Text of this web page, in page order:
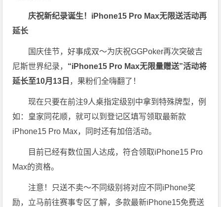
庆祝新纪录诞生！ iPhone15 Pro Max无限送活动再
延长
国庆佳节，好事成双～为庆祝GGPoker再次突破吉
尼斯世界纪录， “iPhone15 Pro Max无限量赠送”活动将
延长至10月13日 ，果粉们全嗨翻了！
现在只要在前注9人桌指定级别中拿到特殊牌型，例
如：皇家同花顺，就可以到登记区填写领取最新款
iPhone15 Pro Max，同时还有加倍活动。
目前已经有数位国人达成，符合领取iPhone15 Pro
Max的资格。
注意！只送不卖～不同级别将对应不同iPhone奖
励，立马前往赛事专区了解，多款最新iPhone15免费送